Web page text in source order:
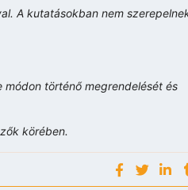
A kutatásokban nem
történő megrendelését és
körében.